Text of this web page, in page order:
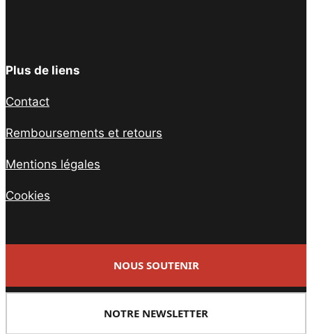
Plus de liens
Contact
Remboursements et retours
Mentions légales
Cookies
NOUS SOUTENIR
NOTRE NEWSLETTER